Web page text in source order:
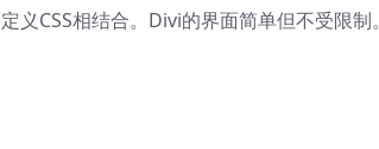
CSS相结合。Divi的界面简单但不受限制。